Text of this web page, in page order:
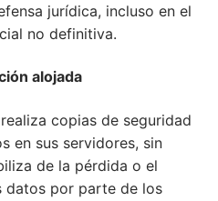
jurídica, incluso en el
no definitiva.
alojada
copias de seguridad
en sus servidores, sin
de la pérdida o el
datos por parte de los